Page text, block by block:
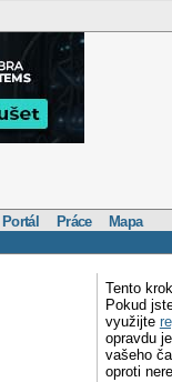
Portál Práce Mapa
Tento
Pokud
využijte
opravdu
vašeho
oproti